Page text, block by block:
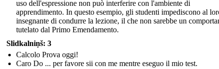
uso dell'espressione non può interferire con l'ambiente di
apprendimento. In questo esempio, gli studenti impediscono al
insegnante di condurre la lezione, il che non sarebbe un
tutelato dal Primo Emendamento.
Slidkalniņš: 3
Calcolo Prova oggi!
Caro Do ... per favore sii con me mentre eseguo il mio test.